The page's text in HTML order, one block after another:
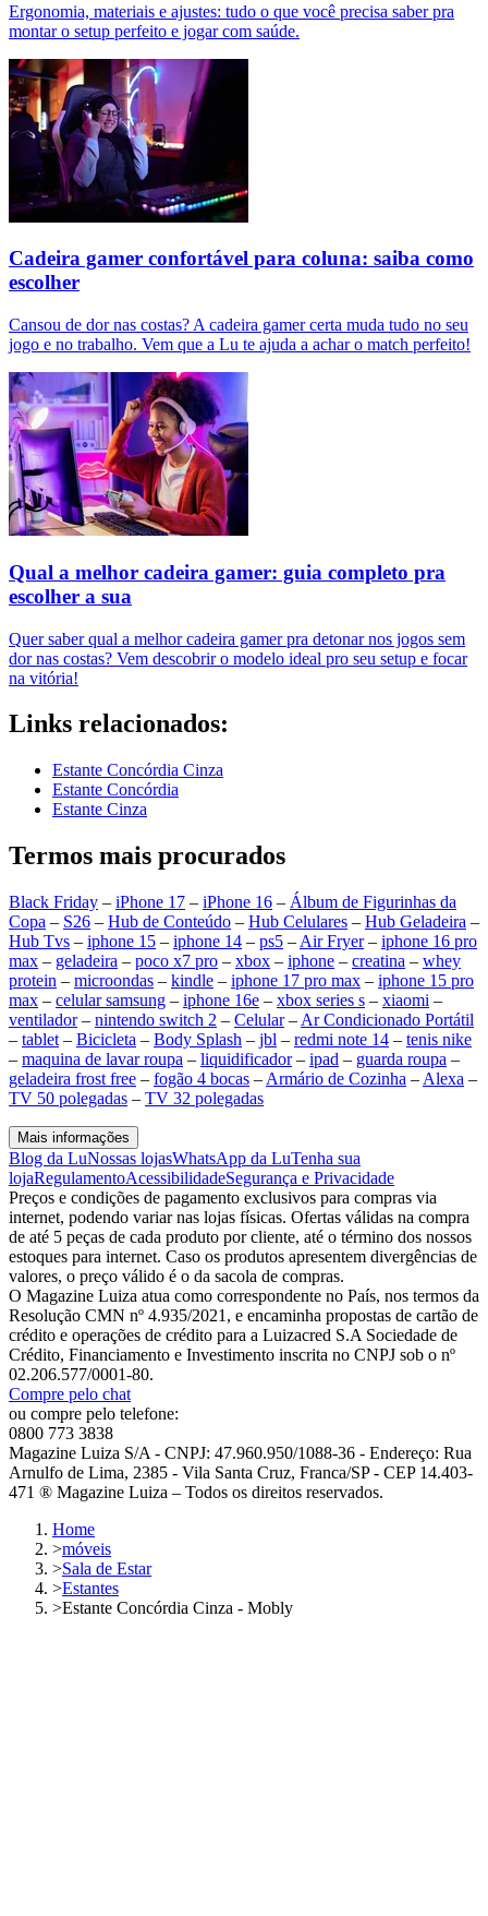
Ergonomia, materiais e ajustes: tudo o que você precisa saber pra
montar o setup perfeito e jogar com saúde.
Cadeira gamer confortável para coluna: saiba como
escolher
Cansou de dor nas costas? A cadeira gamer certa muda tudo no seu
jogo e no trabalho. Vem que a Lu te ajuda a achar o match perfeito!
Qual a melhor cadeira gamer: guia completo pra
escolher a sua
Quer saber qual a melhor cadeira gamer pra detonar nos jogos sem
dor nas costas? Vem descobrir o modelo ideal pro seu setup e focar
na vitória!
Links relacionados:
Estante Concórdia Cinza
Estante Concórdia
Estante Cinza
Termos mais procurados
Black Friday – iPhone 17 – iPhone 16 – Álbum de Figurinhas da
Copa – S26 – Hub de Conteúdo – Hub Celulares – Hub Geladeira –
Hub Tvs – iphone 15 – iphone 14 – ps5 – Air Fryer– iphone 16 pro
max – geladeira – poco x7 pro – xbox – iphone – creatina – whey
protein – microondas – kindle – iphone 17 pro max – iphone 15 pro
max – celular samsung – iphone 16e – xbox series s – xiaomi –
ventilador– nintendo switch 2 – Celular– Ar Condicionado Portátil
– tablet – Bicicleta – Body Splash – jbl – redmi note 14 – tenis nike
– maquina de lavar roupa – liquidificador– ipad – guarda roupa –
geladeira frost free – fogão 4 bocas – Armário de Cozinha – Alexa –
TV 50 polegadas – TV 32 polegadas
Mais informações
Blog da LuNossas lojasWhatsApp da LuTenha sua
lojaRegulamentoAcessibilidadeSegurança e Privacidade
Preços e condições de pagamento exclusivos para compras via
internet, podendo variar nas lojas físicas. Ofertas válidas na compra
de até 5 peças de cada produto por cliente, até o término dos nossos
estoques para internet. Caso os produtos apresentem divergências de
valores, o preço válido é o da sacola de compras.
O Magazine Luiza atua como correspondente no País, nos termos da
Resolução CMN nº 4.935/2021, e encaminha propostas de cartão de
crédito e operações de crédito para a Luizacred S.A Sociedade de
Crédito, Financiamento e Investimento inscrita no CNPJ sob o nº
02.206.577/0001-80.
Compre pelo chat
ou compre pelo telefone:
0800 773 3838
Magazine Luiza S/A - CNPJ: 47.960.950/1088-36 - Endereço: Rua
Arnulfo de Lima, 2385 - Vila Santa Cruz, Franca/SP - CEP 14.403-
471 ® Magazine Luiza – Todos os direitos reservados.
Home
>móveis
>Sala de Estar
>Estantes
>Estante Concórdia Cinza - Mobly